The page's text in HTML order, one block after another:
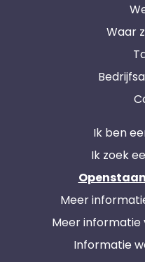
Waar
Ik ben
Ik zoek
Meer
Meer
Informatie